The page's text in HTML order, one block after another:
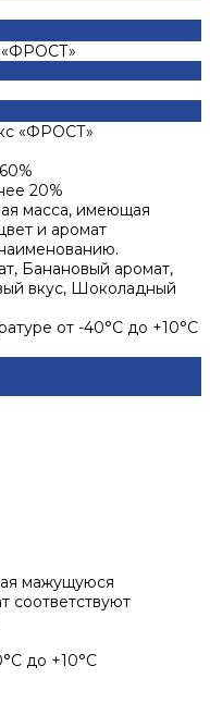
«ФРОСТ»
20%
масса, имеющая
и аромат
Банановый аромат,
вкус, Шоколадный
от -40°С до +10°С
мажущуюся
соответствуют
до +10°С